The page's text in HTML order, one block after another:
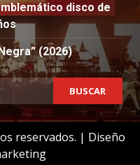
disco de
(2026)
reservados. | Diseño